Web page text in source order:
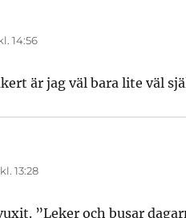
14:56
är jag väl bara lite väl
13:28
”Leker och busar